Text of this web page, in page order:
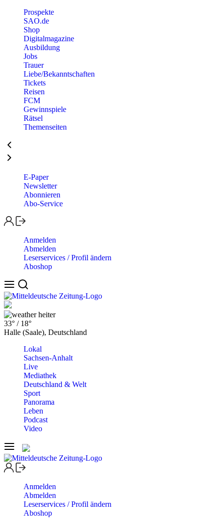
Prospekte
SAO.de
Shop
Digitalmagazine
Ausbildung
Jobs
Trauer
Liebe/Bekanntschaften
Tickets
Reisen
FCM
Gewinnspiele
Rätsel
Themenseiten
E-Paper
Newsletter
Abonnieren
Abo-Service
Anmelden
Abmelden
Leserservices / Profil ändern
Aboshop
heiter
33° / 18°
Halle (Saale), Deutschland
Lokal
Sachsen-Anhalt
Live
Mediathek
Deutschland & Welt
Sport
Panorama
Leben
Podcast
Video
Anmelden
Abmelden
Leserservices / Profil ändern
Aboshop